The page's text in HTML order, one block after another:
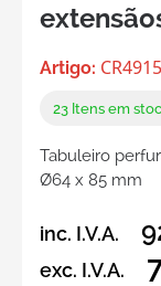
Artigo:
23 Itens em
Tabuleiro
Ø64 x 85 mm
inc. I.V.A.
exc. I.V.A.